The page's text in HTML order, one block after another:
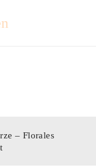
– Florales